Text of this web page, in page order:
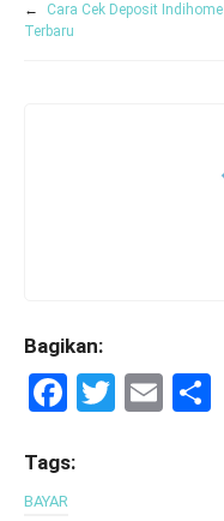
←
Cara Cek Deposit Indihome
Terbaru
Bagikan:
F
ce
b
T
E
Tags:
BAYAR